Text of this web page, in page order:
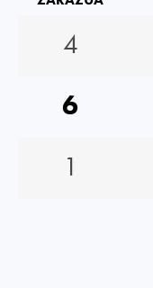
4
6
1